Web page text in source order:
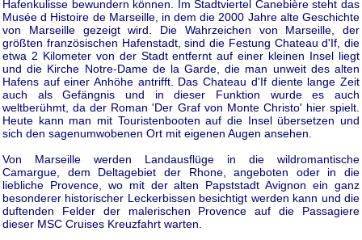
Hafenkulisse bewundern können. Im Stadtviertel Canebière steht das
Musée d Histoire de Marseille, in dem die 2000 Jahre alte Geschichte
von Marseille gezeigt wird. Die Wahrzeichen von Marseille, der
größten französischen Hafenstadt, sind die Festung Chateau d'If, die
etwa 2 Kilometer von der Stadt entfernt auf einer kleinen Insel liegt
und die Kirche Notre-Dame de la Garde, die man unweit des alten
Hafens auf einer Anhöhe antrifft. Das Chateau d'If diente lange Zeit
auch als Gefängnis und in dieser Funktion wurde es auch
weltberühmt, da der Roman 'Der Graf von Monte Christo' hier spielt.
Heute kann man mit Touristenbooten auf die Insel übersetzen und
sich den sagenumwobenen Ort mit eigenen Augen ansehen.
Von Marseille werden Landausflüge in die wildromantische
Camargue, dem Deltagebiet der Rhone, angeboten oder in die
liebliche Provence, wo mit der alten Papststadt Avignon ein ganz
besonderer historischer Leckerbissen besichtigt werden kann und die
duftenden Felder der malerischen Provence auf die Passagiere
dieser MSC Cruises Kreuzfahrt warten.